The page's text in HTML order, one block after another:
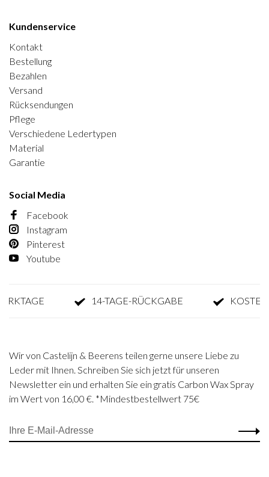
Kundenservice
Kontakt
Bestellung
Bezahlen
Versand
Rücksendungen
Pflege
Verschiedene Ledertypen
Material
Garantie
Social Media
Facebook
Instagram
Pinterest
Youtube
14-TAGE-RÜCKGABE
Wir von Castelijn & Beerens teilen gerne unsere Liebe zu
Leder mit Ihnen. Schreiben Sie sich jetzt für unseren
Newsletter ein und erhalten Sie ein gratis Carbon Wax Spray
im Wert von 16,00 €. *Mindestbestellwert 75€